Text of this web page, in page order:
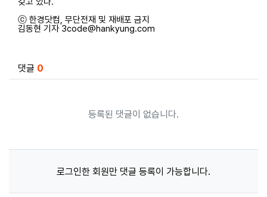
ⓒ 한경닷컴, 무단전재 및 재배포 금지
김동현 기자 3code@hankyung.com
댓글 0
등록된 댓글이 없습니다.
로그인한 회원만 댓글 등록이 가능합니다.